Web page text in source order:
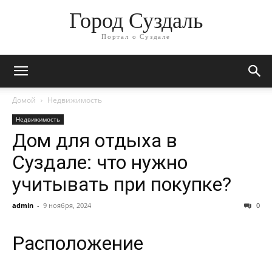
Город Суздаль
Портал о Суздале
Домой Недвижимость
Недвижимость
Дом для отдыха в
Суздале: что нужно
учитывать при покупке?
admin - 9 ноября, 2024 0
Расположение